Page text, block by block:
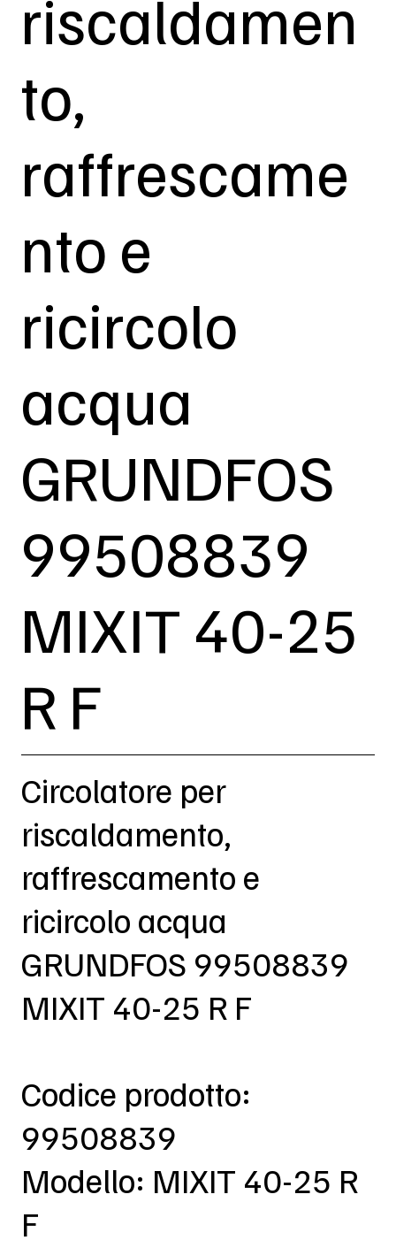
riscaldamen
to,
raffrescame
nto e
ricircolo
acqua
GRUNDFOS
99508839
MIXIT 40-25
R F
Circolatore per
riscaldamento,
raffrescamento e
ricircolo acqua
GRUNDFOS 99508839
MIXIT 40-25 R F
Codice prodotto:
99508839
Modello: MIXIT 40-25 R
F